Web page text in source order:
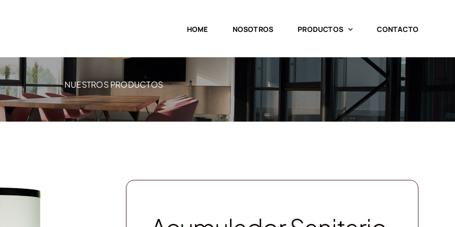
HOME NOSOTROS PRODUCTOS CONTACTO
NUESTROS PRODUCTOS